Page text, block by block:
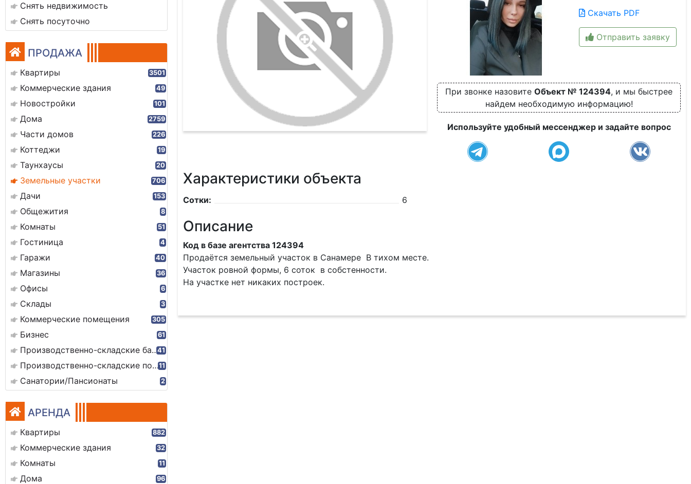
Снять недвижимость
Снять посуточно
ПРОДАЖА
Квартиры 3501
Коммерческие здания 49
Новостройки 101
Дома 2759
Части домов 226
Коттеджи 19
Таунхаусы 20
Земельные участки 706
Дачи 153
Общежития 8
Комнаты 51
Гостиница 4
Гаражи 40
Магазины 36
Офисы 6
Склады 3
Коммерческие помещения 305
Бизнес 61
Производственно-складские базы41
Производственно-складские помещения11
Санатории/Пансионаты 2
АРЕНДА
Квартиры 882
Коммерческие здания 32
Комнаты 11
Дома 96
Скачать PDF
Отправить заявку
При звонке назовите Объект № 124394, и мы быстрее
найдем необходимую информацию!
Используйте удобный мессенджер и задайте вопрос
Характеристики объекта
Сотки: 6
Описание
Код в базе агентства 124394
Продаётся земельный участок в Санамере В тихом месте.
Участок ровной формы, 6 соток в собстенности.
На участке нет никаких построек.